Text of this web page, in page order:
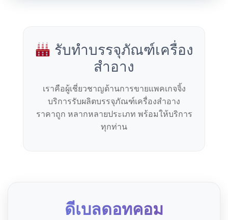
รับทำบรรจุภัณฑ์เครื่อง
สำอาง
เราคือผู้เชี่ยวชาญด้านการขายแพคเกจจิ้ง
บริการรับผลิตบรรจุภัณฑ์เครื่องสำอาง
ราคาถูก หลากหลายประเภท พร้อมให้บริการ
ทุกท่าน
ดีเบลดอทคอม